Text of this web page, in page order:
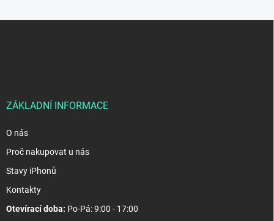
ZÁKLADNÍ INFORMACE
O nás
Proč nakupovat u nás
Stavy iPhonů
Kontakty
Otevírací doba: Po-Pá: 9:00 - 17:00